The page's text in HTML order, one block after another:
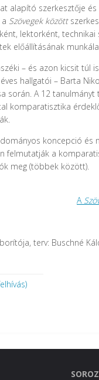
alapító szerkesztője
Szövegek között
lektorként,
előállításának
– és azon kicsit
hallgatói – Barta
során. A 12
komparatisztika
koncepció és
felmutatják a
meg (többek között).
A
terv: Buschné